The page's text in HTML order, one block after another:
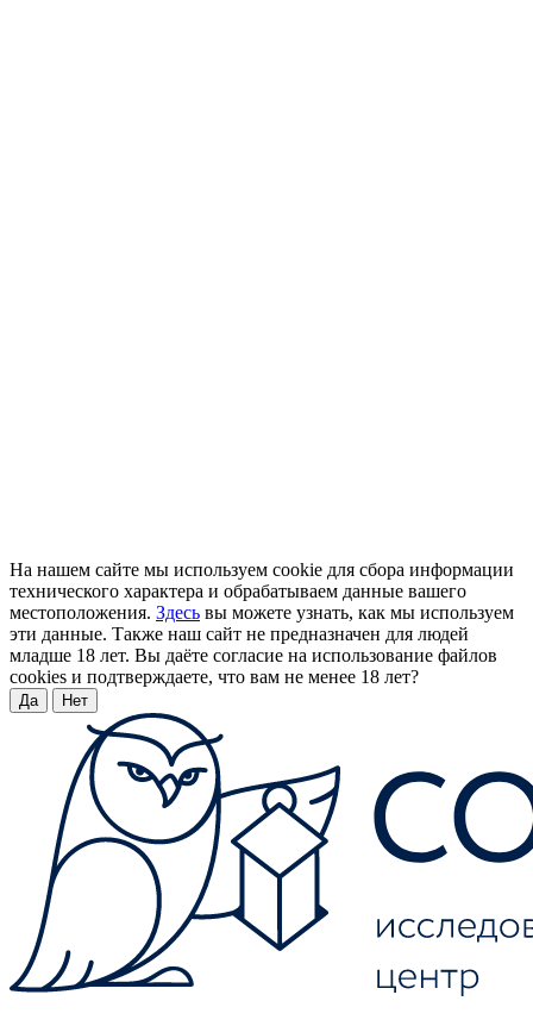
На нашем сайте мы используем cookie для сбора информации
технического характера и обрабатываем данные вашего
местоположения. Здесь вы можете узнать, как мы используем
эти данные. Также наш сайт не предназначен для людей
младше 18 лет. Вы даёте согласие на использование файлов
cookies и подтверждаете, что вам не менее 18 лет?
Да Нет